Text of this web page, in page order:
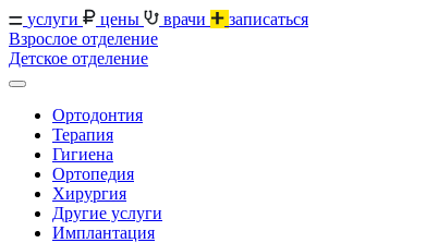
услуги цены врачи
записаться
Взрослое отделение
Детское отделение
Ортодонтия
Терапия
Гигиена
Ортопедия
Хирургия
Другие услуги
Имплантация